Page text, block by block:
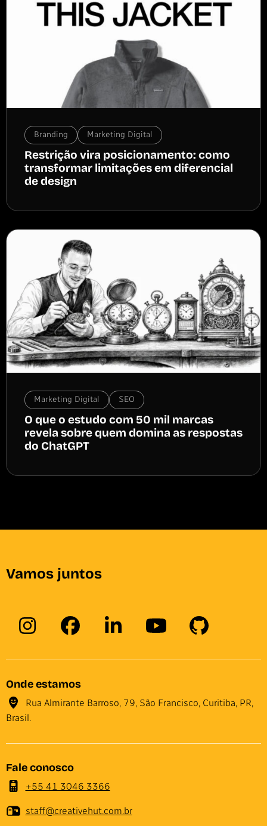
Branding Marketing Digital
Restrição vira posicionamento: como
transformar limitações em diferencial
de design
Marketing Digital SEO
O que o estudo com 50 mil marcas
revela sobre quem domina as respostas
do ChatGPT
Vamos juntos
Onde estamos
Rua Almirante Barroso, 79, São Francisco, Curitiba, PR,
Brasil.
Fale conosco
+55 41 3046 3366
staff@creativehut.com.br